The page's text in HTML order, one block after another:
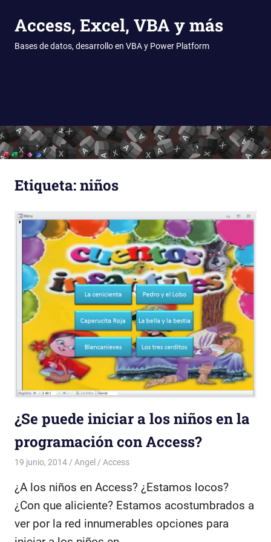
Saltar
al
contenido
Access, Excel, VBA y más
Bases de datos, desarrollo en VBA y Power Platform
Etiqueta:niños
¿Se puede iniciar a los niños en la
programación con Access?
19 junio, 2014 Angel Access
¿A los niños en Access? ¿Estamos locos?
¿Con que aliciente? Estamos acostumbrados a
ver por la red innumerables opciones para